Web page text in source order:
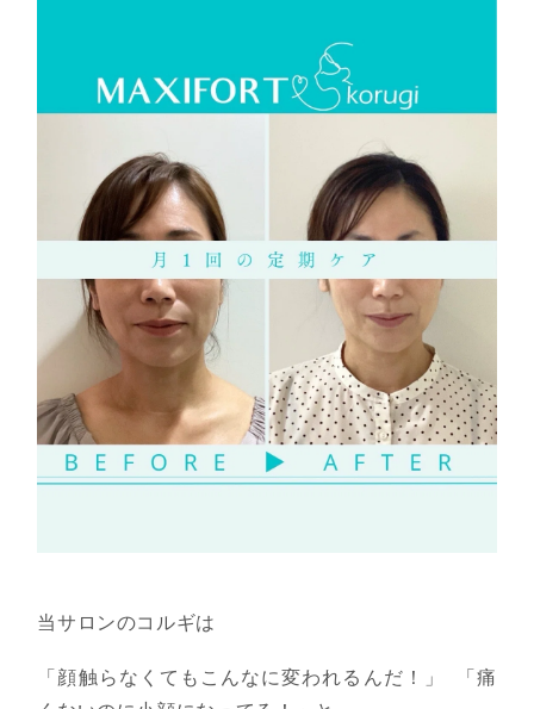
当サロンのコルギは
「顔触らなくてもこんなに変われるんだ！」 「痛